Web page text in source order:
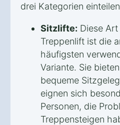
drei Kategorien
Sitzlifte: Diese
Treppenlift ist die
häufigsten
Variante. Sie
bequeme
eignen sich
Personen, die
Treppensteigen